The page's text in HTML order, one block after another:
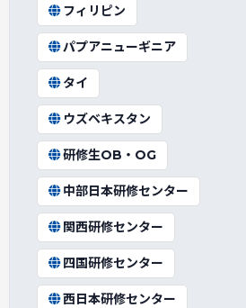
フィリピン
パプアニューギニア
タイ
ウズベキスタン
研修生OB・OG
中部日本研修センター
関西研修センター
四国研修センター
西日本研修センター